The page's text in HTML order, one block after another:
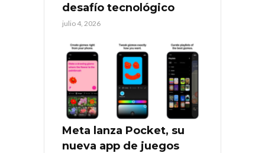
desafío tecnológico
julio 4, 2026
Meta lanza Pocket, su
nueva app de juegos